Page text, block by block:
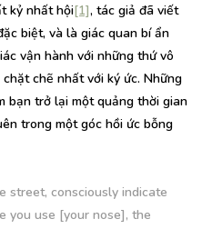
kỷ nhất hội[1], tác giả đã viết
biệt, và là giác quan bí ẩn
vận hành với những thứ vô
chẽ nhất với ký ức. Những
bạn trở lại một quảng thời gian
trong một góc hồi ức bỗng
street, consciously indicate
you use [your nose], the